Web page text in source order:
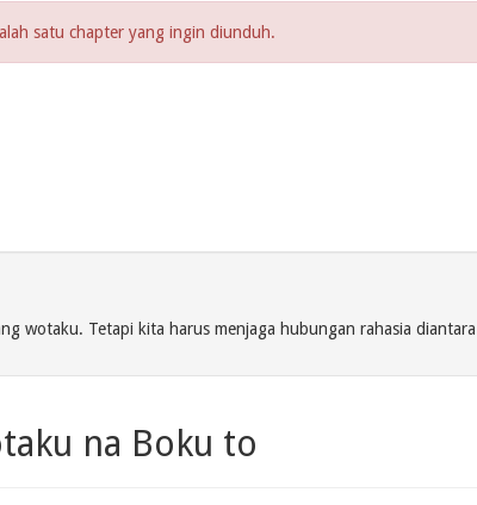
satu chapter yang ingin diunduh.
wotaku. Tetapi kita harus menjaga hubungan rahasia
na Boku to